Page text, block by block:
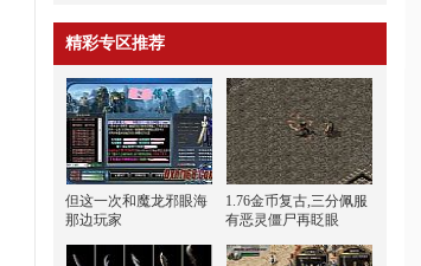
精彩专区推荐
但这一次和魔龙邪眼海
那边玩家
1.76金币复古,三分佩服
有恶灵僵尸再眨眼